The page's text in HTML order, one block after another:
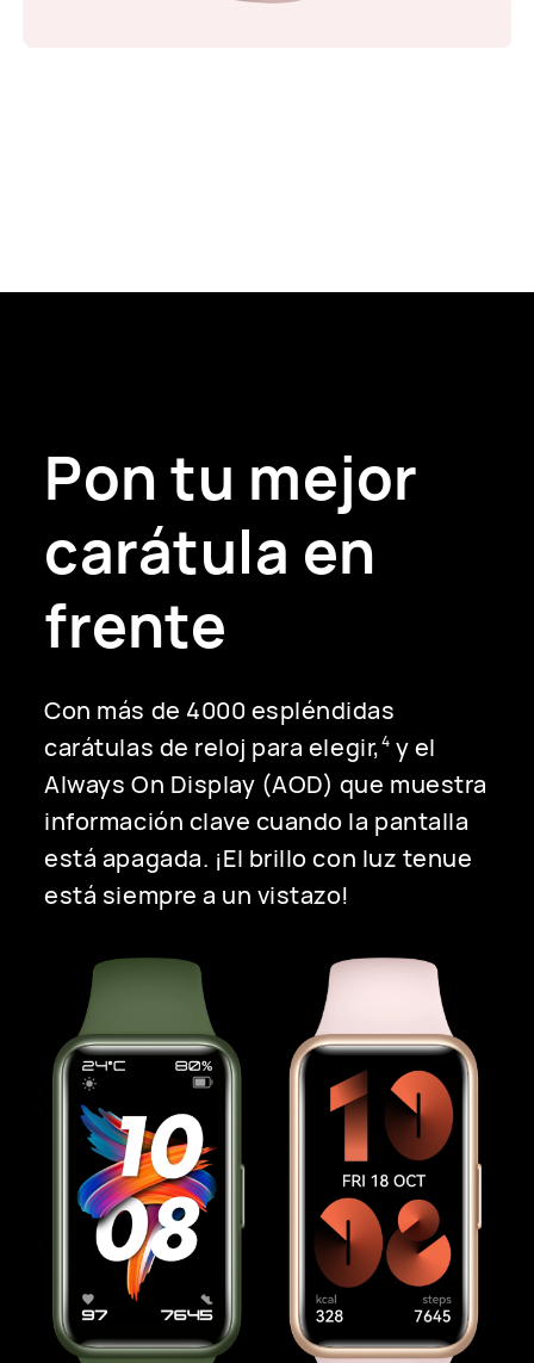
Pon tu mejor
carátula en
frente
Con más de 4000 espléndidas
carátulas de reloj para elegir,4 y el
Always On Display (AOD) que muestra
información clave cuando la pantalla
está apagada. ¡El brillo con luz tenue
está siempre a un vistazo!